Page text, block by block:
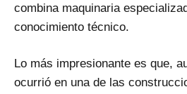
combina maquinaria
conocimiento técnico.
Lo más impresionante es que,
ocurrió en una de las